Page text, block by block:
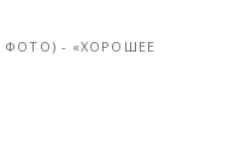
- «ХОРОШЕЕ